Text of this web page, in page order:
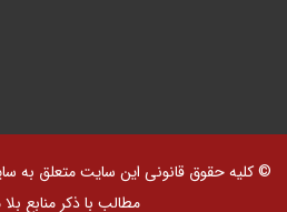
© کلیه حقوق قانونی این سایت متعلق به
مطالب با ذکر منابع